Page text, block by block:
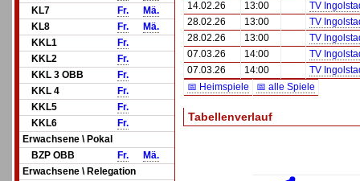
KL7
Fr.
Mä.
KL8
Fr.
Mä.
KKL1
Fr.
KKL2
Fr.
KKL 3 OBB
Fr.
KKL 4
Fr.
KKL5
Fr.
KKL6
Fr.
Erwachsene \ Pokal
BZP OBB
Fr.
Mä.
Erwachsene \ Relegation
14.02.26
13:00
TV
28.02.26
13:00
TV
28.02.26
13:00
TV
07.03.26
14:00
TV
07.03.26
14:00
TV
📅 Heimspiele
📅 alle Spiele
Tabellenverlauf